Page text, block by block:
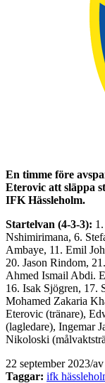
En timme före
Eterovic att släppa
IFK Hässleholm.
Startelvan (4-3-3):
Nshimirimana, 6.
Ambaye, 11. Emil
20. Jason Rindom,
Ahmed Ismail Abdi.
16. Isak Sjögren, 17.
Mohamed Zakaria
Eterovic (tränare),
(lagledare), Ingemar
Nikoloski
22 september 2023/av
Taggar: ifk